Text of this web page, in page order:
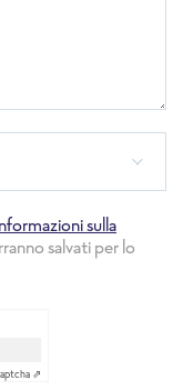
sulla
salvati per lo
⇗